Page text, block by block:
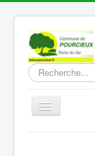
Rechercher
Basculer